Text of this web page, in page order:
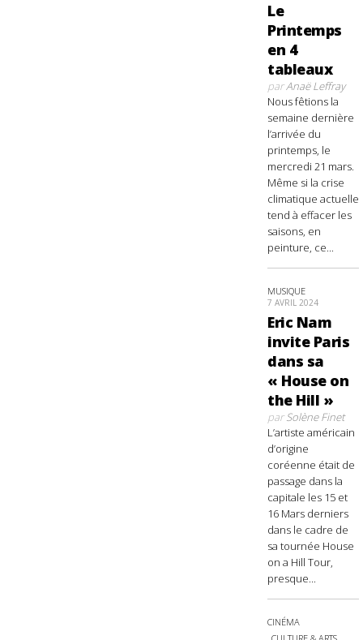
Le
Printemps
en 4
tableaux
parAnaë Leffray
Nous fêtions la
semaine dernière
l’arrivée du
printemps, le
mercredi 21 mars.
Même si la crise
climatique actuelle
tend à effacer les
saisons, en
peinture, ce...
MUSIQUE
7 AVRIL 2024
Eric Nam
invite Paris
dans sa
« House on
the Hill »
parSolène Finet
L’artiste américain
d’origine
coréenne était de
passage dans la
capitale les 15 et
16 Mars derniers
dans le cadre de
sa tournée House
on a Hill Tour,
presque...
CINÉMA